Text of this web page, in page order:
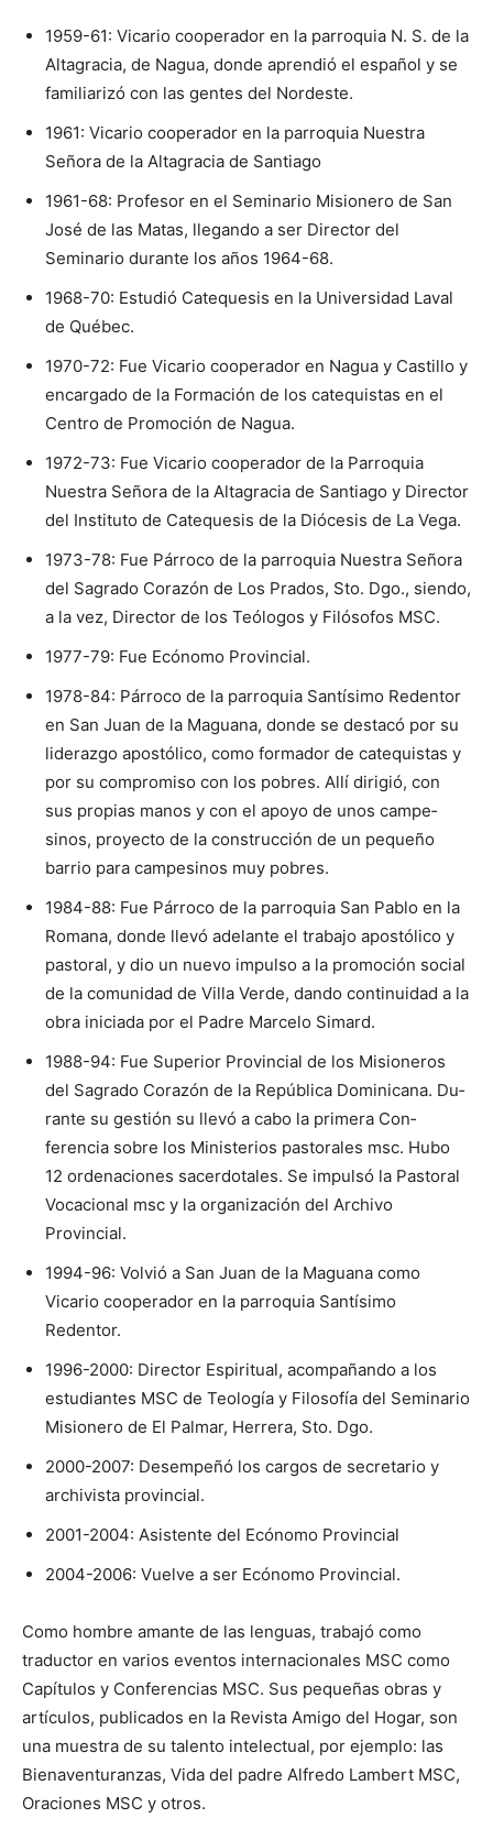
1959-61: Vicario cooperador en la parroquia N. S. de la
Altagra­cia, de Nagua, donde aprendió el español y se
familiarizó con las gentes del Nordeste.
1961: Vicario co­operador en la parroquia Nuestra
Señora de la Altagracia de San­tiago
1961-68: Profesor en el Seminario Misio­nero de San
José de las Matas, llegando a ser Director del
Seminario durante los años 1964-68.
1968-70: Estudió Catequesis en la Uni­versidad Laval
de Québec.
1970-72: Fue Vica­rio cooperador en Na­gua y Castillo y
encargado de la Formación de los catequistas en el
Centro de Promoción de Nagua.
1972-73: Fue Vica­rio cooperador de la Pa­rroquia
Nuestra Señora de la Altagracia de Santiago y Director
del Instituto de Catequesis de la Diócesis de La Vega.
1973-78: Fue Pá­rroco de la parroquia Nuestra Señora
del Sa­grado Corazón de Los Prados, Sto. Dgo., siendo,
a la vez, Director de los Teólogos y Filóso­fos MSC.
1977-79: Fue Ecó­nomo Provincial.
1978-84: Párroco de la parroquia Santísi­mo Redentor
en San Juan de la Maguana, donde se destacó por su
liderazgo apostólico, como formador de cate­quistas y
por su compromiso con los pobres. Allí dirigió, con
sus propias manos y con el apoyo de unos campe­
sinos, proyecto de la construcción de un pe­queño
barrio para cam­pesinos muy pobres.
1984-88: Fue Pá­rroco de la parroquia San Pablo en la
Roma­na, donde llevó adelante el trabajo apostólico y
pastoral, y dio un nuevo impulso a la promoción social
de la comunidad de Villa Verde, dando continuidad a la
obra iniciada por el Padre Marcelo Simard.
1988-94: Fue Supe­rior Provincial de los Misioneros
del Sagrado Corazón de la Repú­blica Dominicana. Du­
rante su gestión su llevó a cabo la primera Con­
ferencia sobre los Mi­nisterios pastorales msc. Hubo
12 ordenaciones sacerdotales. Se impulsó la Pastoral
Vo­cacional msc y la organización del Archivo
Provincial.
1994-96: Volvió a San Juan de la Maguana como
Vicario coopera­dor en la parroquia San­tísimo
Redentor.
1996-2000: Direc­tor Espiritual, acompa­ñando a los
estudiantes MSC de Teología y Fi­losofía del Seminario
Misionero de El Palmar, Herrera, Sto. Dgo.
2000-2007: Desem­peñó los cargos de se­cretario y
archivista provincial.
2001-2004: Asis­tente del Ecónomo Pro­vincial
2004-2006: Vuelve a ser Ecónomo Provin­cial.
Como hombre aman­te de las lenguas, trabajó como
traductor en varios eventos internacionales MSC como
Capítulos y Conferen­cias MSC. Sus peque­ñas obras y
artículos, publicados en la Revista Amigo del Hogar, son
una muestra de su talento intelectual, por ejemplo: las
Bienaventuran­zas, Vida del padre Al­fredo Lambert MSC,
Oraciones MSC y otros.